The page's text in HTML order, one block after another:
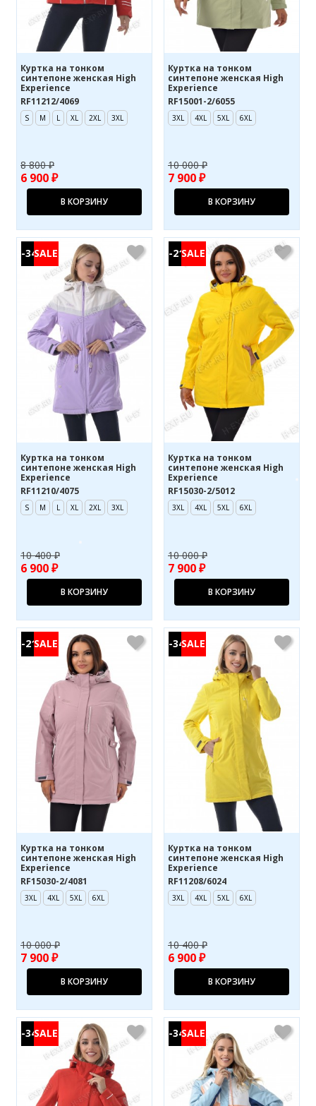
Куртка на тонком
синтепоне женская High
Experience
RF11212/4069
S M L XL 2XL 3XL
8 800 ₽
6 900 ₽
В КОРЗИНУ
Куртка на тонком
синтепоне женская High
Experience
RF15001-2/6055
3XL 4XL 5XL 6XL
10 000 ₽
7 900 ₽
В КОРЗИНУ
-34%
Куртка на тонком
синтепоне женская High
Experience
RF11210/4075
S M L XL 2XL 3XL
10 400 ₽
6 900 ₽
В КОРЗИНУ
-21%
Куртка на тонком
синтепоне женская High
Experience
RF15030-2/5012
3XL 4XL 5XL 6XL
10 000 ₽
7 900 ₽
В КОРЗИНУ
-21%
Куртка на тонком
синтепоне женская High
Experience
RF15030-2/4081
3XL 4XL 5XL 6XL
10 000 ₽
7 900 ₽
В КОРЗИНУ
-34%
Куртка на тонком
синтепоне женская High
Experience
RF11208/6024
3XL 4XL 5XL 6XL
10 400 ₽
6 900 ₽
В КОРЗИНУ
-34% -34%